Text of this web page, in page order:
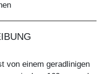
von einem geradlinigen